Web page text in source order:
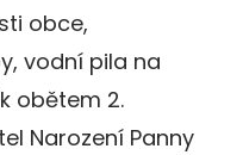
obce,
vodní pila na
obětem 2.
Narození Panny